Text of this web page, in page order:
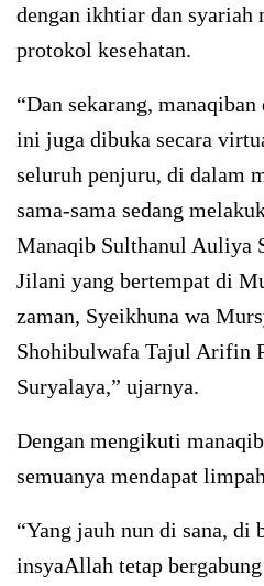
dengan ikhtiar dan syariah
protokol kesehatan.
“Dan sekarang,
ini juga dibuka secara
seluruh penjuru, di dalam
sama-sama sedang
Manaqib Sulthanul Auliya
Jilani yang bertempat di
zaman, Syeikhuna wa
Shohibulwafa Tajul Arifin
Suryalaya,” ujarnya.
Dengan mengikuti
semuanya mendapat
“Yang jauh nun di sana, di
insyaAllah tetap